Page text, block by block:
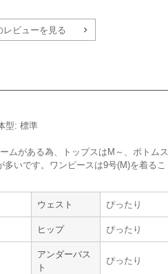
サイズ :
使用シーン :
友人の 結婚式
使用時期 : 7月
もゆったり着ることが出来て良かったで
レビューを見る
型: 標準
ムがある為、トップスはM～、ボトムス
多いです。ワンピースは9号(M)を着るこ
ウェスト ぴったり
ヒップ ぴったり
アンダーバス
ト
ぴったり